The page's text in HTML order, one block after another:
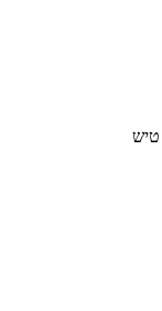
טיש